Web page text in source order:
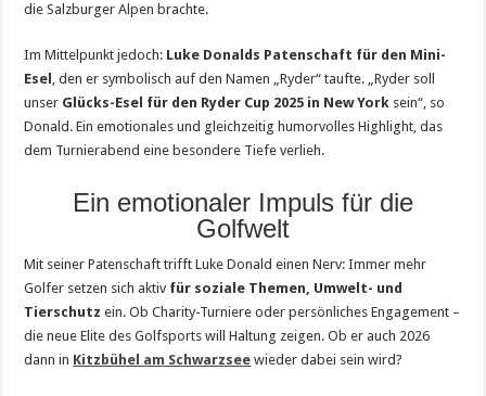
die Salzburger Alpen brachte.
Im Mittelpunkt jedoch: Luke Donalds Patenschaft für den Mini-
Esel , den er symbolisch auf den Namen „Ryder“ taufte. „Ryder soll
unser Glücks-Esel für den Ryder Cup 2025 in New York sein“, so
Donald. Ein emotionales und gleichzeitig humorvolles Highlight, das
dem Turnierabend eine besondere Tiefe verlieh.
Ein emotionaler Impuls für die
Golfwelt
Mit seiner Patenschaft trifft Luke Donald einen Nerv: Immer mehr
Golfer setzen sich aktiv für soziale Themen, Umwelt- und
Tierschutz ein. Ob Charity-Turniere oder persönliches Engagement –
die neue Elite des Golfsports will Haltung zeigen. Ob er auch 2026
dann in Kitzbühel am Schwarzsee wieder dabei sein wird?